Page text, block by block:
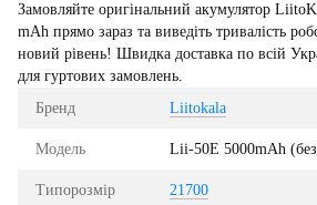
Замовляйте оригінальний акумулятор
mAh прямо зараз та виведіть тривалість
новий рівень! Швидка доставка по всій
для гуртових замовлень.
Бренд
Liitokala
Модель Lii-50E 5000mAh (без
Типорозмір 21700